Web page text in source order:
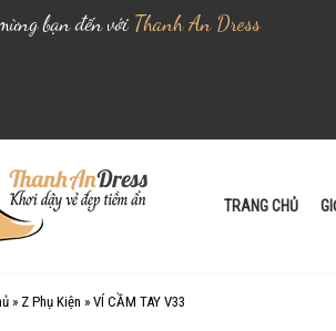
bạn đến với Thanh An Dress
TRANG CHỦ
» Z Phụ Kiện » VÍ CẦM TAY V33